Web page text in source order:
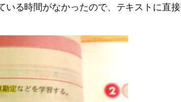
る時間がなかったので、テキストに直接